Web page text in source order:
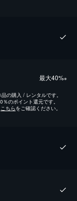
最⼤40%※
の購入 / レンタルです。
のポイント還元です。
こちらをご確認ください。